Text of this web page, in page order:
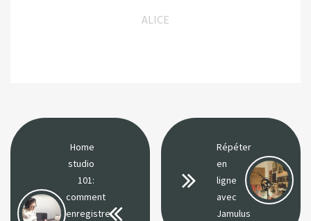
ALICE
Home
studio
101:
comment
enregistrer
Répéter
en
ligne
avec
Jamulus